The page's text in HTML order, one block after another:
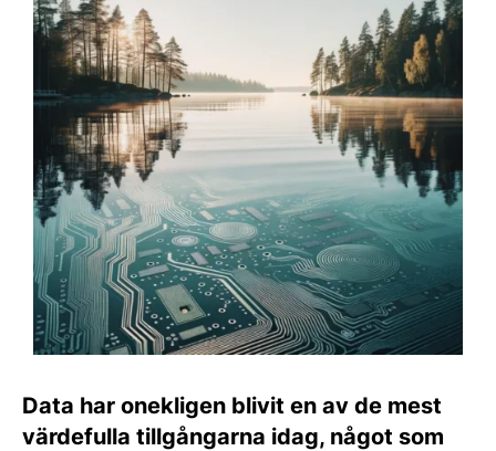
Data har onekligen blivit en av de mest
värdefulla tillgångarna idag, något som